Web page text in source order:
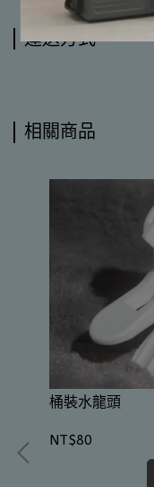
運送方式
相關商品
桶裝水龍頭
NT$80